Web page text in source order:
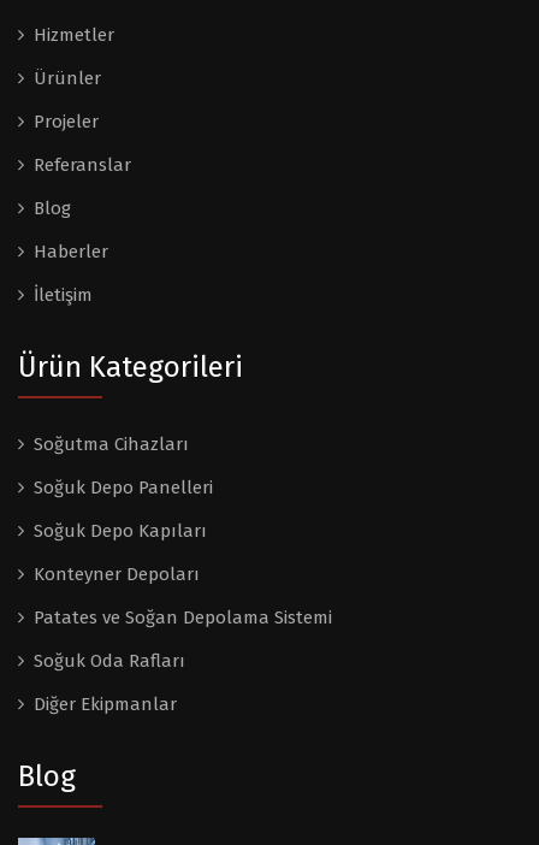
Hizmetler
Ürünler
Projeler
Referanslar
Blog
Haberler
İletişim
Ürün Kategorileri
Soğutma Cihazları
Soğuk Depo Panelleri
Soğuk Depo Kapıları
Konteyner Depoları
Patates ve Soğan Depolama Sistemi
Soğuk Oda Rafları
Diğer Ekipmanlar
Blog